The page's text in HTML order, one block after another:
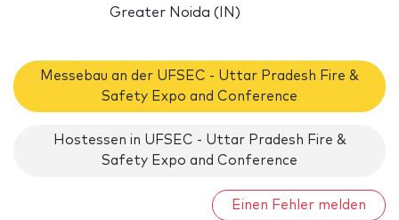
Greater Noida (IN)
Messebau an der UFSEC - Uttar Pradesh Fire &
Safety Expo and Conference
Hostessen in UFSEC - Uttar Pradesh Fire &
Safety Expo and Conference
Einen Fehler melden